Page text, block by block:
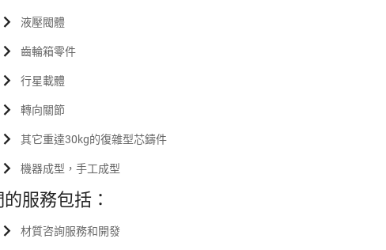
液壓閥體
齒輪箱零件
行星載體
轉向關節
其它重達30kg的復雜型芯鑄件
機器成型，手工成型
服務包括：
材質咨詢服務和開發